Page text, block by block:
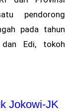
pendorong
pada tahun
Edi, tokoh
Jokowi-JK